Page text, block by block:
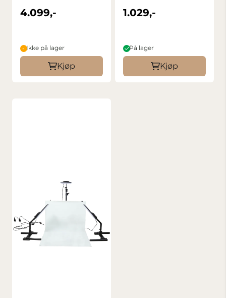
stativ og ...
4.099,-
Ikke på lager
Kjøp
1.029,-
På lager
Kjøp